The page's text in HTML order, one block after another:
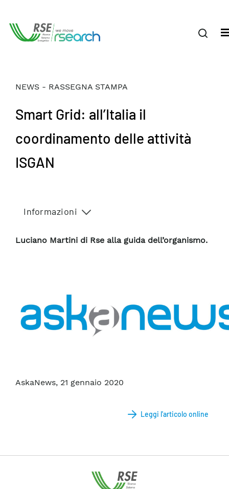
NEWS - RASSEGNA STAMPA
Smart Grid: all’Italia il
coordinamento delle attività
ISGAN
Informazioni
Luciano Martini di Rse alla guida dell’organismo.
AskaNews, 21 gennaio 2020
Leggi l'articolo online